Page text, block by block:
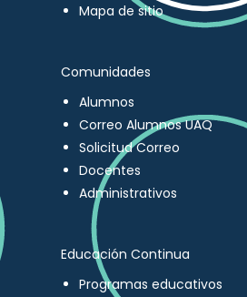
Mapa de sitio
Comunidades
Alumnos
Correo Alumnos UAQ
Solicitud Correo
Docentes
Administrativos
Educación Continua
Programas educativos